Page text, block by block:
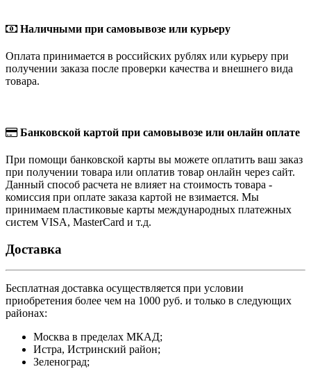
Наличными при самовывозе или курьеру
Оплата принимается в российских рублях или курьеру при
получении заказа после проверки качества и внешнего вида
товара.
Банковской картой при самовывозе или онлайн оплате
При помощи банковской карты вы можете оплатить ваш заказ
при получении товара или оплатив товар онлайн через сайт.
Данный способ расчета не влияет на стоимость товара -
комиссия при оплате заказа картой не взимается. Мы
принимаем пластиковые карты международных платежных
систем VISA, MasterCard и т.д.
Доставка
Бесплатная доставка осуществляется при условии
приобретения более чем на 1000 руб. и только в следующих
районах:
Москва в пределах МКАД;
Истра, Истринский район;
Зеленоград;